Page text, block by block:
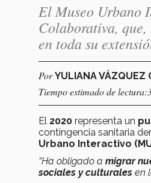
El Museo Urbano
Colaborativa,
en toda su
PorYULIANA VÁZQUEZ
Tiempo estimado de
El 2020 representa un
contingencia sanitaria
Urbano Interactivo
“Ha obligado a migrar
sociales y culturales en